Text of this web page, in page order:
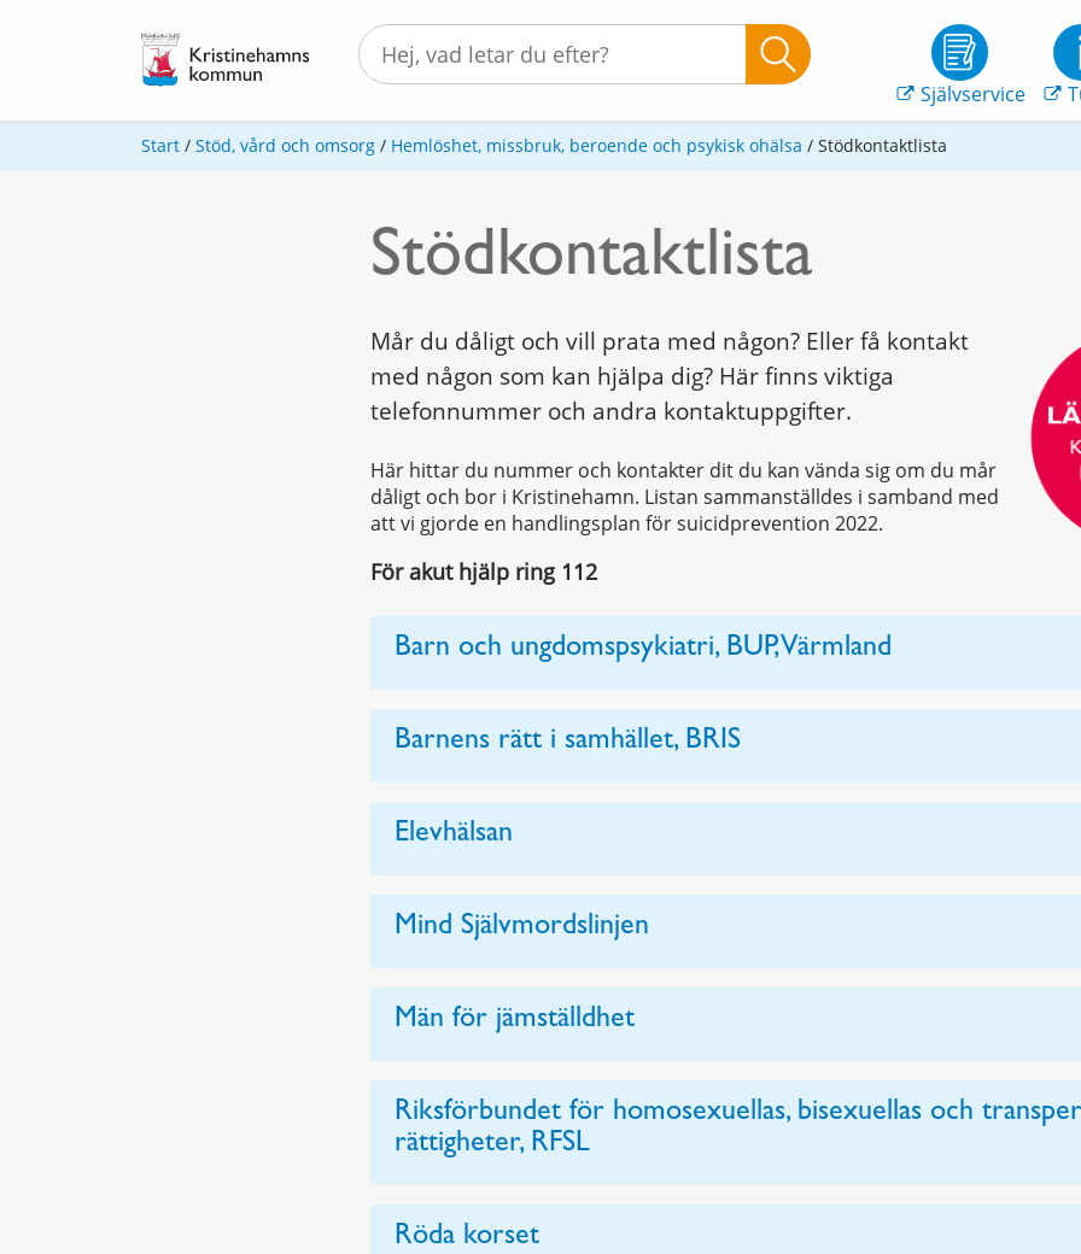
Självservice
Start / Stöd, vård och omsorg / Hemlöshet, missbruk, beroende och psykisk ohälsa / Stödkontaktlista
Stödkontaktlista
Mår du dåligt och vill prata med någon? Eller få kontakt
med någon som kan hjälpa dig? Här finns viktiga
telefonnummer och andra kontaktuppgifter.
Här hittar du nummer och kontakter dit du kan vända sig om du mår
dåligt och bor i Kristinehamn. Listan sammanställdes i samband med
att vi gjorde en handlingsplan för suicidprevention 2022.
För akut hjälp ring 112
Barn och ungdomspsykiatri, BUP, Värmland
Barnens rätt i samhället, BRIS
Elevhälsan
Mind Självmordslinjen
Män för jämställdhet
Riksförbundet för homosexuellas, bisexuellas och
rättigheter, RFSL
Röda korset